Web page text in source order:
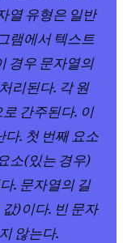
열 유형은 일반
램에서 텍스트
경우 문자열의
리된다. 각 원
간주된다. 이
다. 첫 번째 요소
소(있는 경우)
. 문자열의 길
)이다. 빈 문자
않는다.